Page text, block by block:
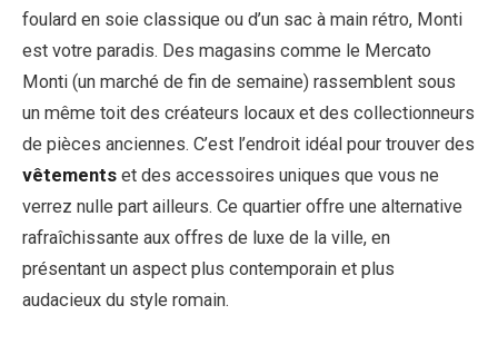
foulard en soie classique ou d’un sac à main rétro, Monti
est votre paradis. Des magasins comme le Mercato
Monti (un marché de fin de semaine) rassemblent sous
un même toit des créateurs locaux et des collectionneurs
de pièces anciennes. C’est l’endroit idéal pour trouver des
vêtements et des accessoires uniques que vous ne
verrez nulle part ailleurs. Ce quartier offre une alternative
rafraîchissante aux offres de luxe de la ville, en
présentant un aspect plus contemporain et plus
audacieux du style romain.